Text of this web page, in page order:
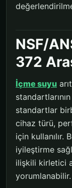
NSF/
372
İçme suyu
standartlar
cihaz türü,
için kullanılır.
iyileştirme
ilişkili kirletici
yorumlanabilir.